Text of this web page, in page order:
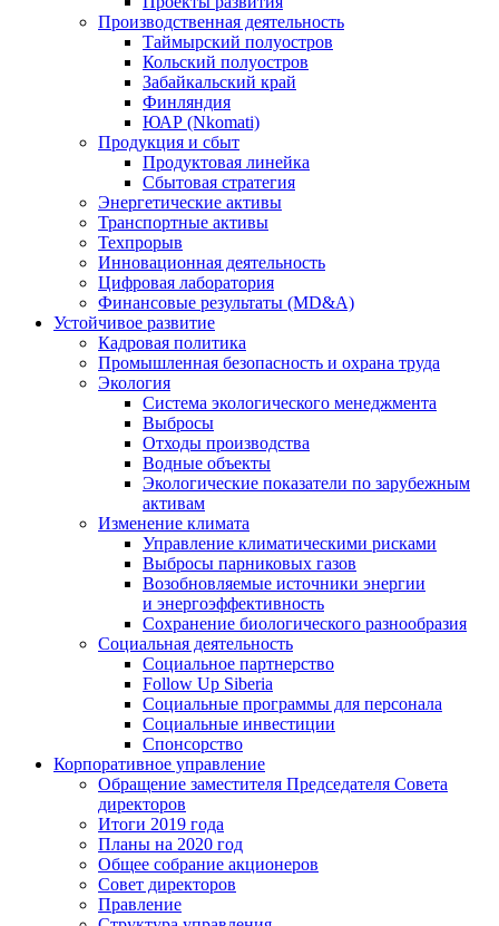
Производственная деятельность
Таймырский полуостров
Кольский полуостров
Забайкальский край
Финляндия
ЮАР (Nkomati)
Продукция и сбыт
Продуктовая линейка
Сбытовая стратегия
Энергетические активы
Транспортные активы
Техпрорыв
Инновационная деятельность
Цифровая лаборатория
Финансовые результаты (MD&A)
Устойчивое развитие
Кадровая политика
Промышленная безопасность и охрана труда
Экология
Система экологического менеджмента
Выбросы
Отходы производства
Водные объекты
Экологические показатели по зарубежным
активам
Изменение климата
Управление климатическими рисками
Выбросы парниковых газов
Возобновляемые источники энергии
и энергоэффективность
Сохранение биологического разнообразия
Социальная деятельность
Социальное партнерство
Follow Up Siberia
Социальные программы для персонала
Социальные инвестиции
Спонсорство
Корпоративное управление
Обращение заместителя Председателя Совета
директоров
Итоги 2019 года
Планы на 2020 год
Общее собрание акционеров
Совет директоров
Правление